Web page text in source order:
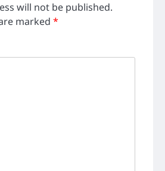
will not be published.
marked *